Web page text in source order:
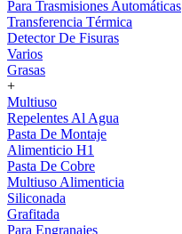
Para Trasmisiones Automáticas
Transferencia Térmica
Detector De Fisuras
Varios
Grasas
+
Multiuso
Repelentes Al Agua
Pasta De Montaje
Alimenticio H1
Pasta De Cobre
Multiuso Alimenticia
Siliconada
Grafitada
Para Engranajes